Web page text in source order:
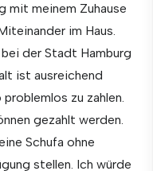
mit meinem Zuhause
im Haus.
der Stadt Hamburg
ist ausreichend
zu zahlen.
gezahlt werden.
Schufa ohne
stellen. Ich würde